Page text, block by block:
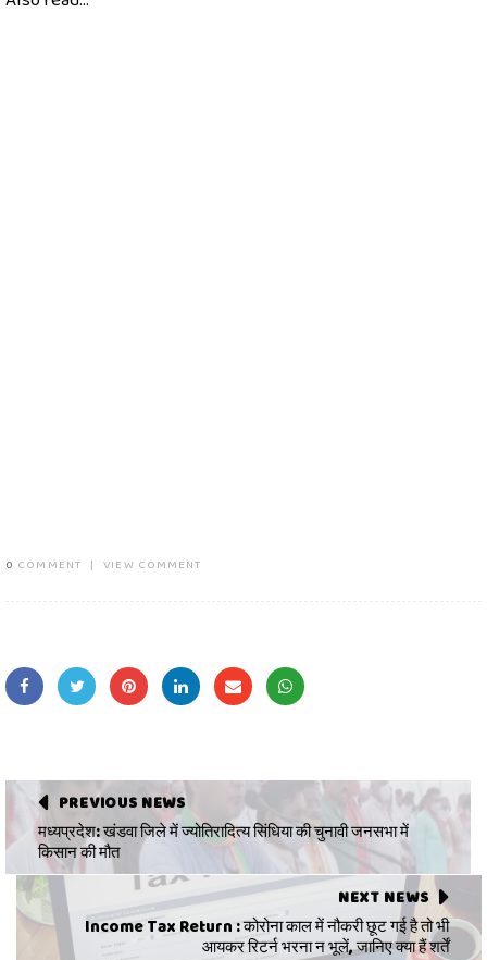
0 COMMENT | VIEW COMMENT
PREVIOUS NEWS
मध्यप्रदेश: खंडवा जिले में ज्योतिरादित्य सिंधिया की चुनावी जनसभा में
किसान की मौत
NEXT NEWS
Income Tax Return : कोरोना काल में नौकरी छूट गई है तो भी
आयकर रिटर्न भरना न भूलें, जानिए क्या हैं शर्तें